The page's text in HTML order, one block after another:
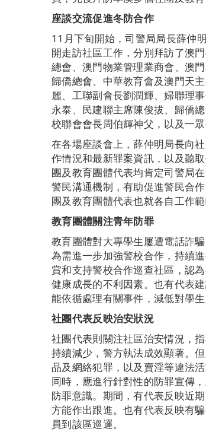
座談交流促進冬防合作
11月下旬開始，司警局局長薛仲
開走訪社區工作，分別拜訪了澳
總會、澳門物業管理業商會、澳
歸僑總會、中華教育會及澳門天
麗、工聯副會長劉潤輝、婦聯理
永泰、民建聯主席陳俊拔、歸僑
校聯會會長周伯輝神父，以及一
在各場座談會上，薛仲明局長向
作情況和最新罪案資訊，以及聽
團及教育團體代表均肯定司警局
警民溝通機制，有助促進警民合
團及教育團體代表也就各自工作
教育團體關注青年防罪
教育團體對大專學生屢遭電話詐
為需進一步加強警校合作，持續
賞和支持警校合作巡查社區，認
健康成長的不利因素。也有代表
能依循處理有關事件，減低對學生
社團代表反映治安狀況
社團代表則關注社區治安情況，
持續減少，警方執法成效顯著。
品及網絡犯罪，以及賣淫等違法
同時，應進行針對性的防罪宣傳
防罪意識。期間，有代表反映近
方能作出跟進。也有代表反映有
員到該區巡邏。